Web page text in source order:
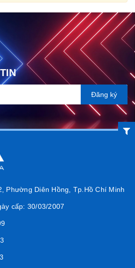
Đăng ký
Phường Diên Hồng, Tp.Hồ Chí Minh
cấp: 30/03/2007